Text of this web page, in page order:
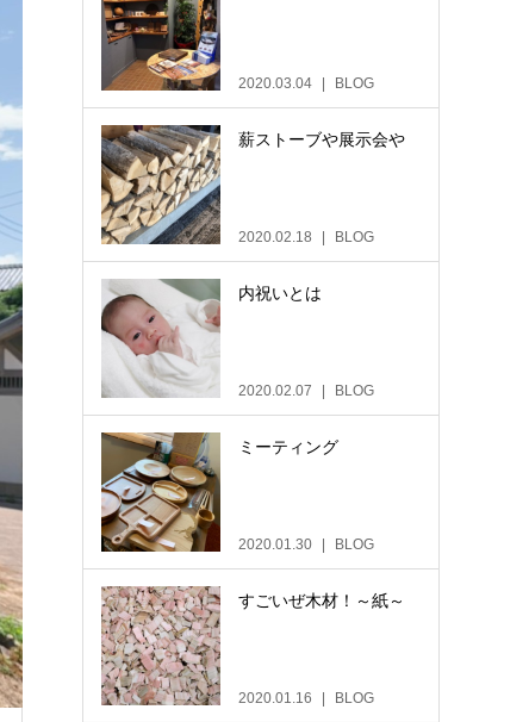
2020.03.04 BLOG
薪ストーブや展示会や
2020.02.18 BLOG
内祝いとは
2020.02.07 BLOG
ミーティング
2020.01.30 BLOG
すごいぜ木材！～紙～
2020.01.16 BLOG